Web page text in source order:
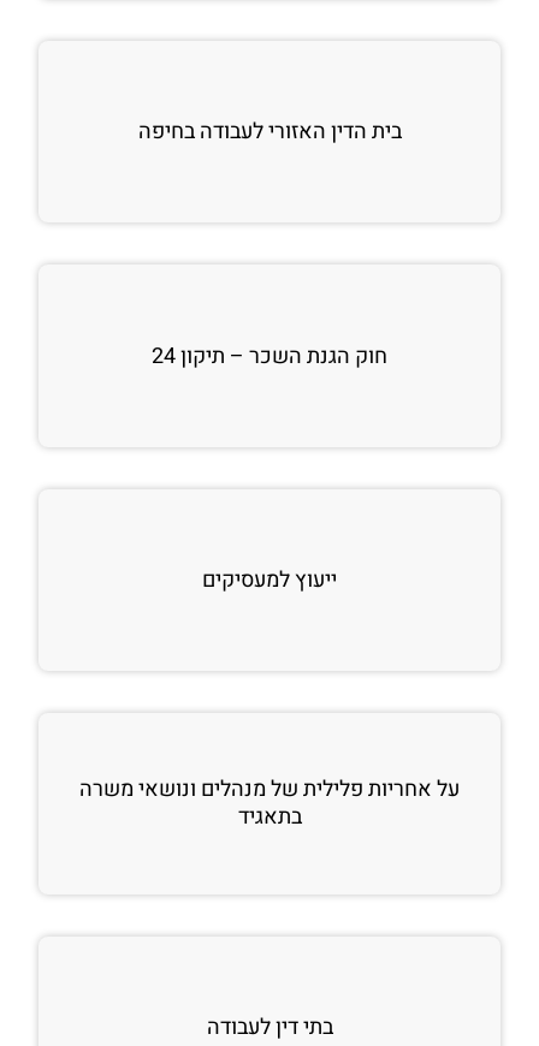
בית הדין האזורי לעבודה בחיפה
חוק הגנת השכר – תיקון 24
ייעוץ למעסיקים
על אחריות פלילית של מנהלים ונושאי משרה
בתאגיד
בתי דין לעבודה